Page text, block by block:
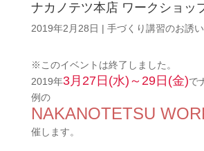
ナカノテツ本店 ワークショッ
2019年2月28日 | 手づくり講習のお誘い
※このイベントは終了しました。
2019年3月27日(水)～29日(金)で
例の
NAKANOTETSU
催します。